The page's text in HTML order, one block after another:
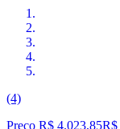
(4)
Preço R$ 4.023,85R$